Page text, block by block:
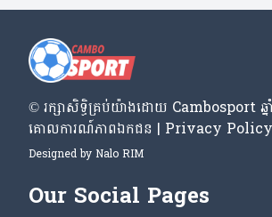
© រក្សា​សិទ្ធិ​គ្រប់​យ៉ាង​ដោយ​ Cambosport ឆ្
គោលការណ៍​ភាព​ឯកជន | Privacy Policy
Designed by Nalo RIM
Our Social Pages